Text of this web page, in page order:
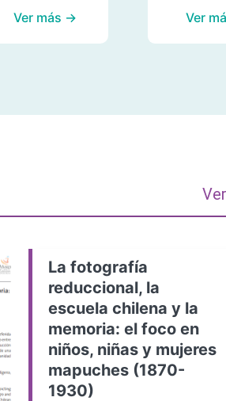
Ver más → Ver
La fotografía
reduccional, la
escuela chilena y la
memoria: el foco en
niños, niñas y mujeres
mapuches (1870-
1930)